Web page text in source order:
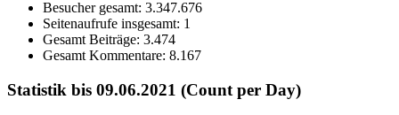
Besucher gesamt: 3.347.676
Seitenaufrufe insgesamt: 1
Gesamt Beiträge: 3.474
Gesamt Kommentare: 8.167
Statistik bis 09.06.2021 (Count per Day)